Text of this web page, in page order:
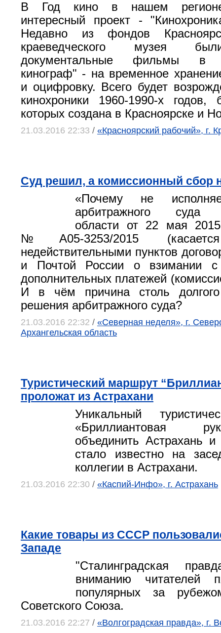
В Год кино в нашем регионе
интересный проект -
Недавно из фондов
краеведческого музея
документальные фильмы в
кинограф" - на временное
и оцифровку. Всего будет
кинохроники 1960-1990-х годов,
которых создана в Красноярске и
21.03.2016 22:33 / «Красноярский рабочий», г.
Суд решил, а комиссионный сбор
«Почему не
арбитражного суда
области от 22 мая
№А05-3253/2015
недействительными пунктов
и Почтой России о взимании с
дополнительных платежей
И в чём причина столь долгого
решения арбитражного суда?
21.03.2016 22:32 / «Северная неделя», г.
Архангельская область
Туристический маршрут
проложат из Астрахани
Уникальный
«Бриллиантовая
объединить Астрахань
стало известно на
коллегии в Астрахани.
21.03.2016 22:30 / «Каспий-Инфо», г. Астрахань
Какие товары из СССР
Западе
"Сталинградская
вниманию читателей
популярных за
Советского Союза.
21.03.2016 22:27 / «Волгоградская правда», г.